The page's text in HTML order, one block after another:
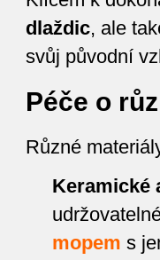
dlaždic, ale
svůj původní
Péče o
Různé
Keramické
mopem s